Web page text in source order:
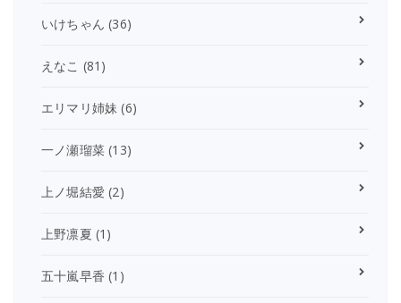
いけちゃん (36)
えなこ (81)
エリマリ姉妹 (6)
一ノ瀬瑠菜 (13)
上ノ堀結愛 (2)
上野凛夏 (1)
五十嵐早香 (1)